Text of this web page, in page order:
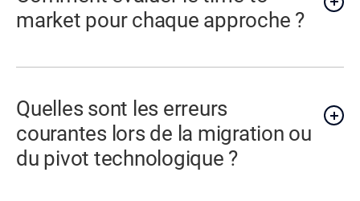
market pour chaque approche ?
Quelles sont les erreurs
courantes lors de la migration ou
du pivot technologique ?